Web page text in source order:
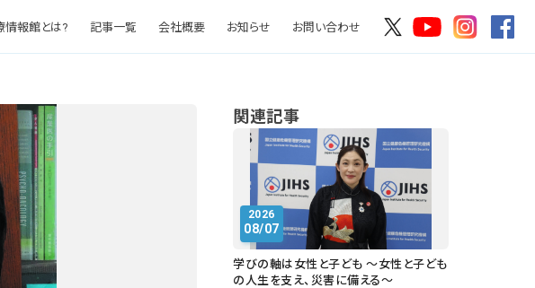
情報館とは? 記事一覧 会社概要 お知らせ お問い合わせ
関連記事
2026
08/07
学びの軸は女性と子ども ～女性と子ども
の人生を支え、災害に備える～